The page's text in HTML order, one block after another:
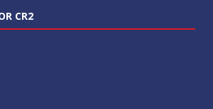
CR2